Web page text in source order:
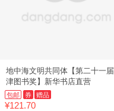
地中海文明共同体【第二十一届 文
津图书奖】新华书店直营
包邮 券 赠品
¥121.70